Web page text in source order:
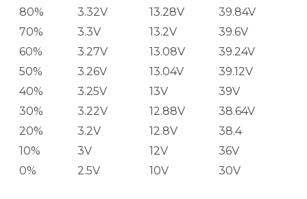
80%
3.32V 13.28V
39.84V
70%
3.3V 13.2V
39.6V
60%
3.27V 13.08V
39.24V
50%
3.26V 13.04V
39.12V
40%
3.25V 13V
39V
30%
3.22V 12.88V
38.64V
20%
3.2V 12.8V
38.4
10%
3V 12V
36V
0%
2.5V 10V 30V